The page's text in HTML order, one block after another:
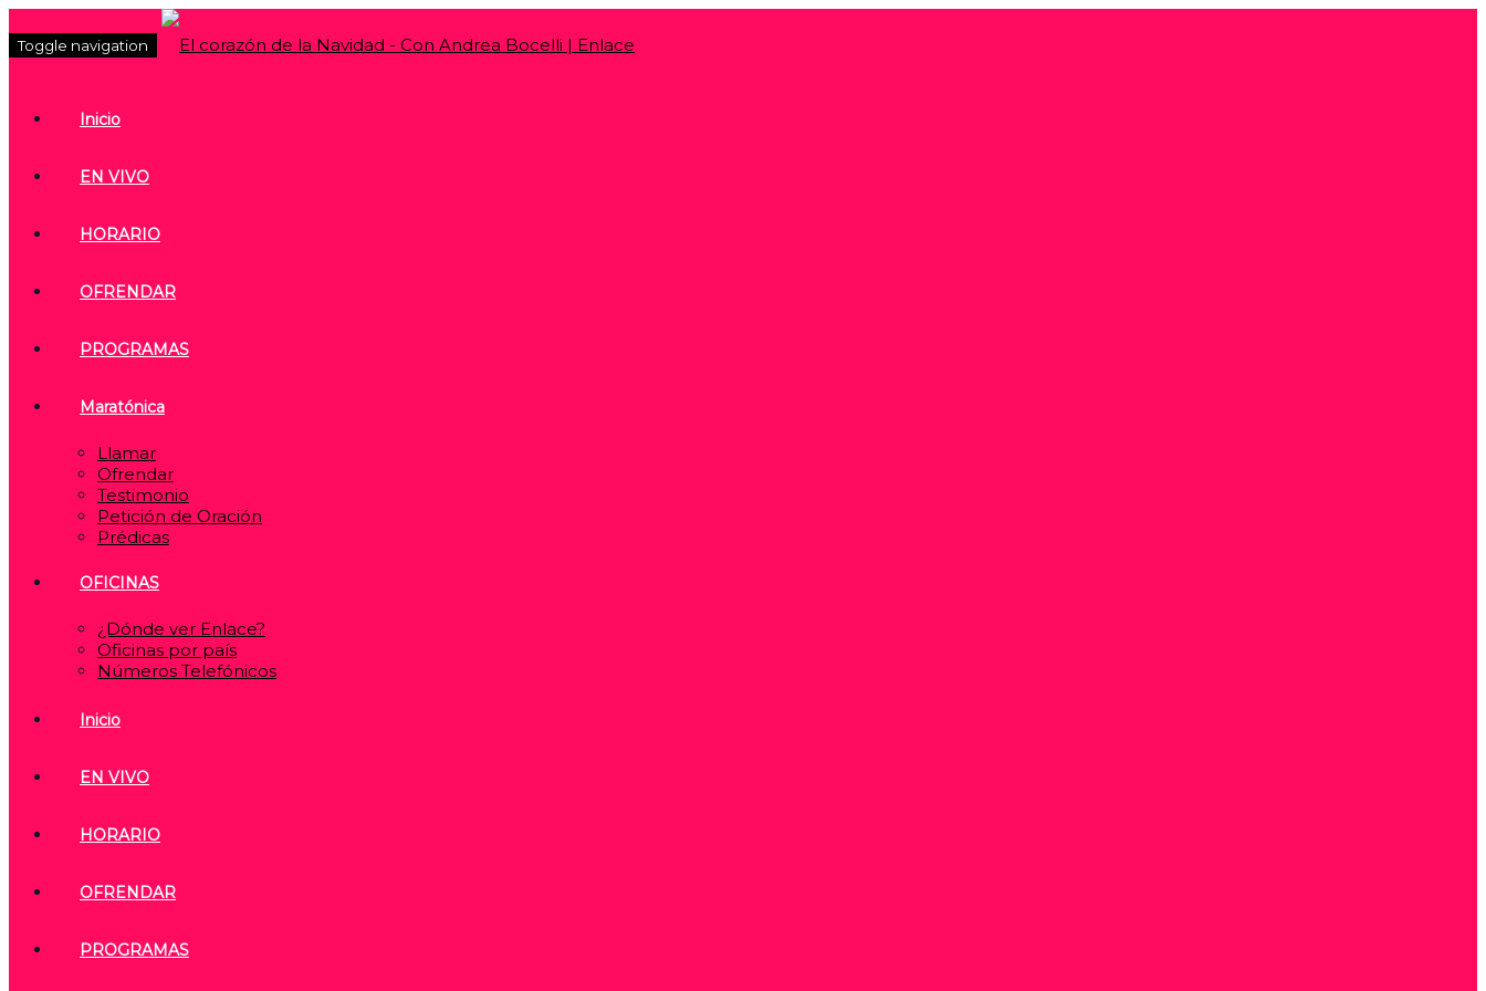
Toggle navigation
Inicio
EN VIVO
HORARIO
OFRENDAR
PROGRAMAS
Maratónica
Llamar
Ofrendar
Testimonio
Petición de Oración
Prédicas
OFICINAS
¿Dónde ver Enlace?
Oficinas por país
Números Telefónicos
Inicio
EN VIVO
HORARIO
OFRENDAR
PROGRAMAS